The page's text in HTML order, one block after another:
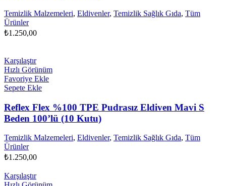
Temizlik Malzemeleri, Eldivenler, Temizlik Sağlık Gıda, Tüm
Ürünler
₺1.250,00
Karşılaştır
Hızlı Görünüm
Favoriye Ekle
Sepete Ekle
Reflex Flex %100 TPE Pudrasız Eldiven Mavi S
Beden 100’lü (10 Kutu)
Temizlik Malzemeleri, Eldivenler, Temizlik Sağlık Gıda, Tüm
Ürünler
₺1.250,00
Karşılaştır